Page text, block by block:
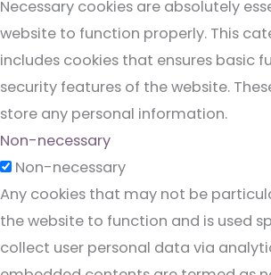
Necessary cookies are absolutely
website to function properly. This
includes cookies that ensures basic
security features of the website.
store any personal information.
Non-necessary
Non-necessary
Any cookies that may not be
the website to function and is used
collect user personal data via